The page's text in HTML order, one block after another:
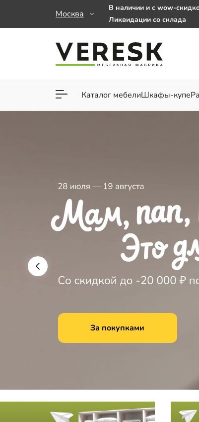
Москва
В наличии и с wow-
Ликвидации со склада
заказе от 50 000 ₽
Важно! Наш Whatsapp
Каталог мебелиШкафы-купе
За покупками